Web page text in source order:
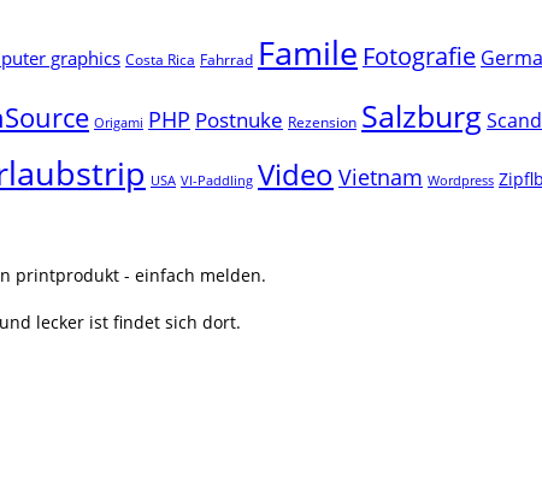
graphics Costa Rica Fahrrad Famile Fotografie
Origami PHP Postnuke Rezension Salzburg
USA VI-Paddling Video Vietnam Wordpress
printprodukt - einfach melden.
lecker ist findet sich dort.